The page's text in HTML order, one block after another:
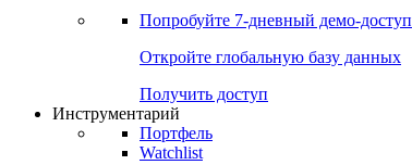
Попробуйте 7-дневный демо-доступ
Откройте глобальную базу данных
Получить доступ
Инструментарий
Портфель
Watchlist